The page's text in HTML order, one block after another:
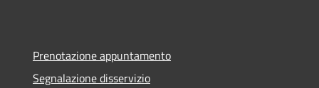
Prenotazione appuntamento
Segnalazione disservizio